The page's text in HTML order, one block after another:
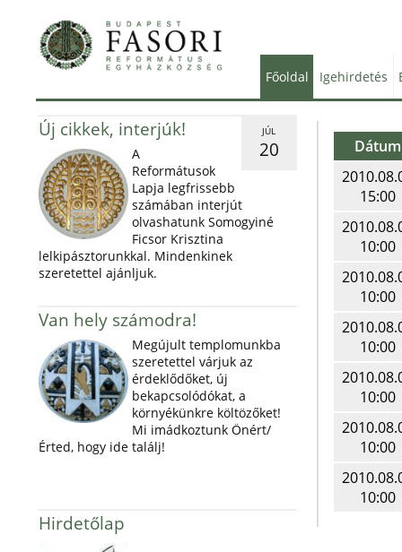
Főoldal Igehirdetés
JÚL
20
Új cikkek, interjúk!
A
Reformátusok
Lapja legfrissebb
számában interjút
olvashatunk Somogyiné
Ficsor Krisztina
lelkipásztorunkkal. Mindenkinek
szeretettel ajánljuk.
Van hely számodra!
Megújult templomunkba
szeretettel várjuk az
érdeklődőket, új
bekapcsolódókat, a
környékünkre költözőket!
Mi imádkoztunk Önért/
Érted, hogy ide találj!
Hirdetőlap
Dátum
15:00
10:00
10:00
10:00
10:00
10:00
10:00